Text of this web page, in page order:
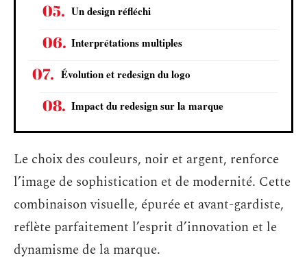
Un design réfléchi
Interprétations multiples
Évolution et redesign du logo
Impact du redesign sur la marque
Le choix des couleurs, noir et argent, renforce
l’image de sophistication et de modernité. Cette
combinaison visuelle, épurée et avant-gardiste,
reflète parfaitement l’esprit d’innovation et le
dynamisme de la marque.